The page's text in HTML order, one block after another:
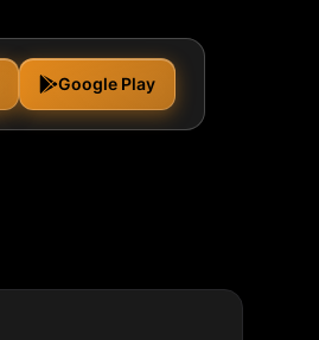
Google Play